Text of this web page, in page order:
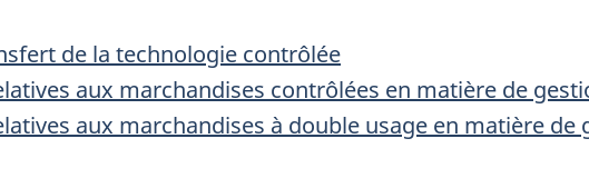
de la technologie contrôlée
aux marchandises contrôlées en matière de
aux marchandises à double usage en matière de